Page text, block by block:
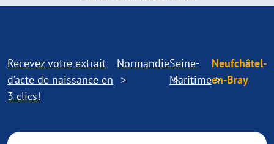
Recevez votre extrait
d’acte de naissance en
3 clics!
NormandieSeine-
Maritime
Neufchâtel-
en-Bray